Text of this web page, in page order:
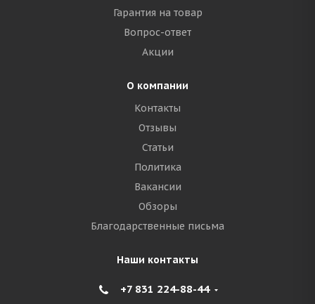
Гарантия на товар
Вопрос-ответ
Акции
О компании
Контакты
Отзывы
Статьи
Политика
Вакансии
Обзоры
Благодарственные письма
Наши контакты
+7 831 224-88-44